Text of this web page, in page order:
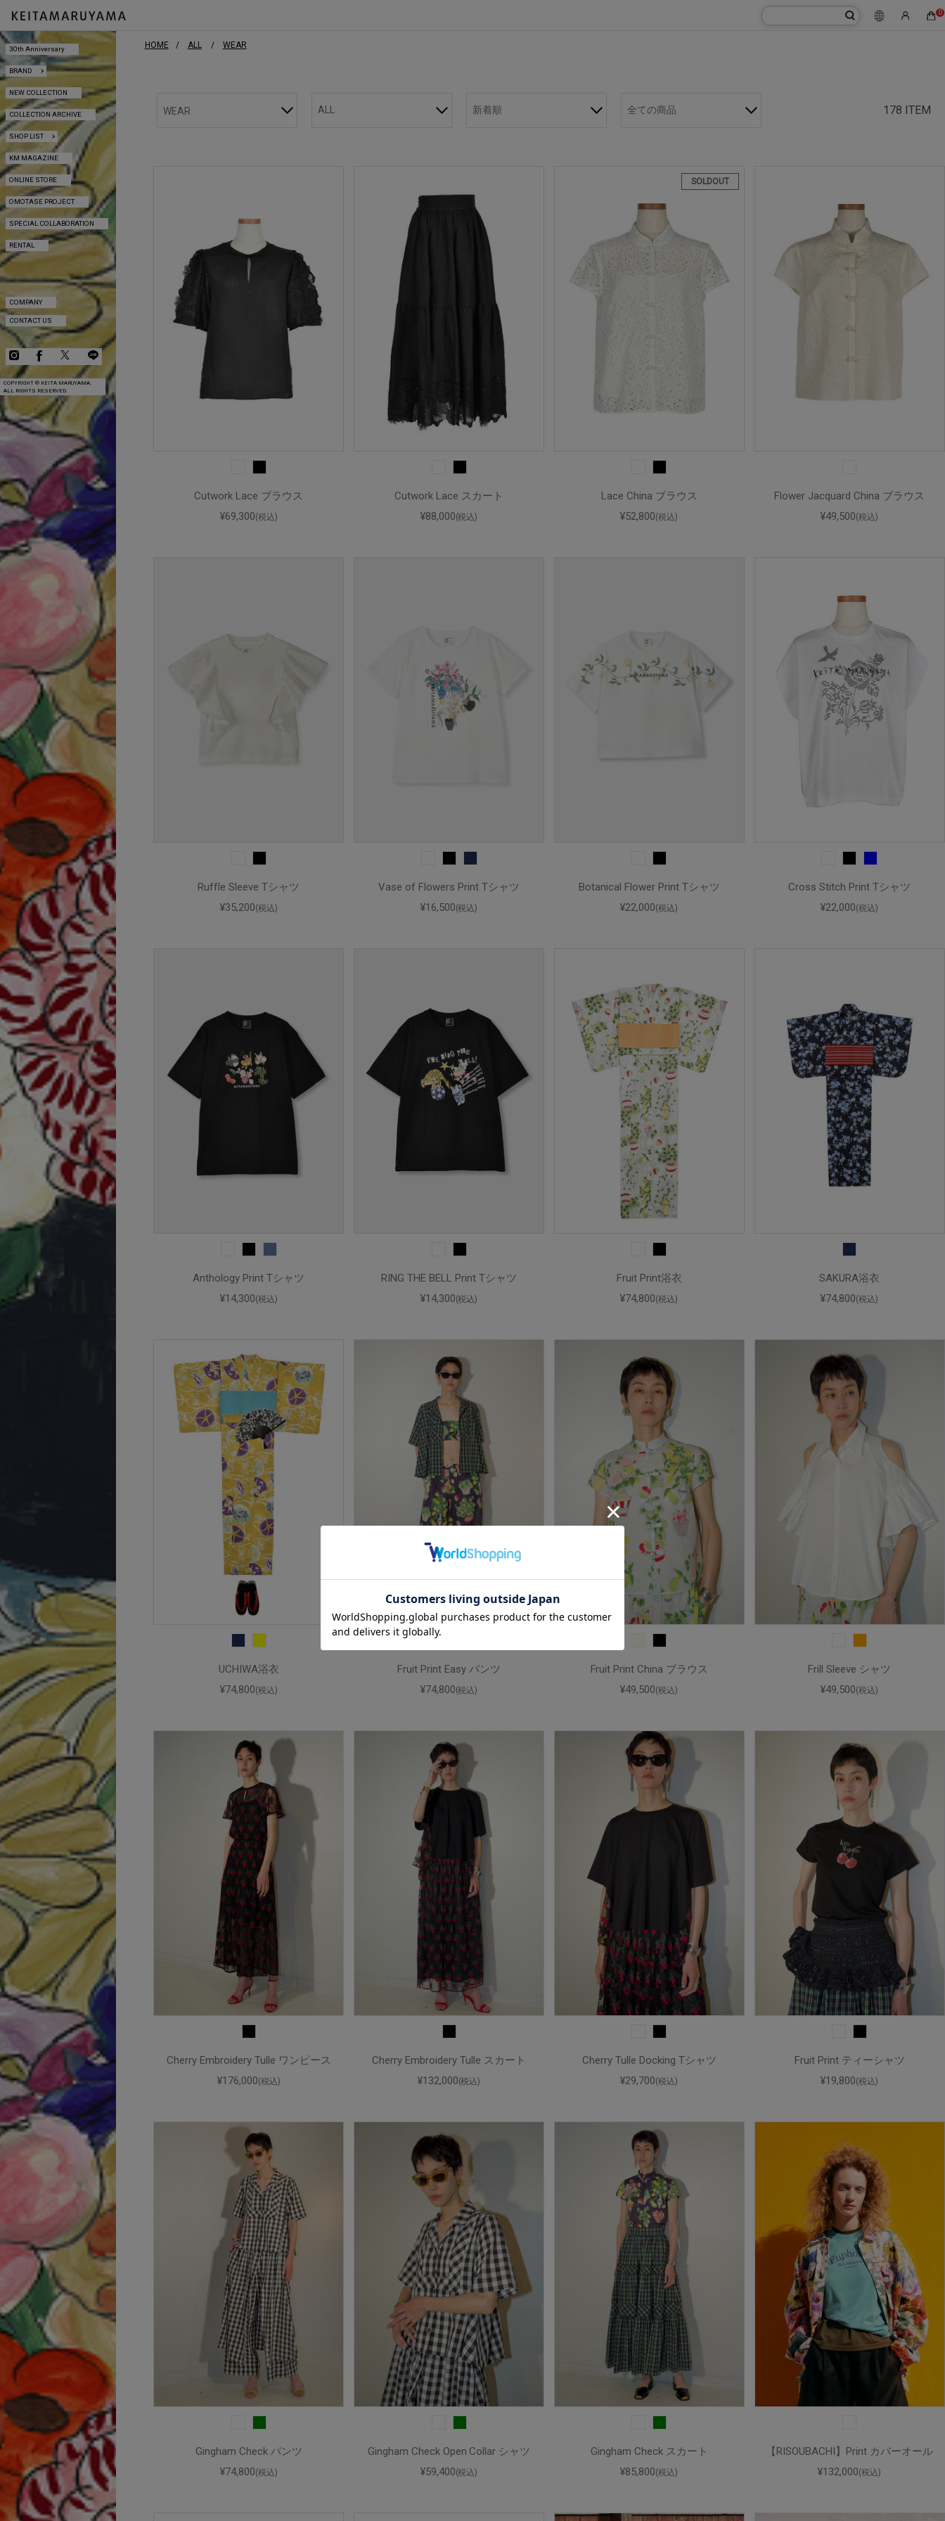
0
30th Anniversary
BRAND
NEW COLLECTION
COLLECTION ARCHIVE
SHOP LIST
KM MAGAZINE
ONLINE STORE
OMOTASE PROJECT
SPECIAL COLLABORATION
RENTAL
COMPANY
CONTACT US
30th Anniversary
BRAND
NEW COLLECTION
COLLECTION ARCHIVE
SHOP LIST
KM MAGAZINE
ONLINE STORE
OMOTASE PROJECT
SPECIAL COLLABORATION
RENTAL
COMPANY
CONTACT US
COPYRIGHT © KEITA MARUYAMA.
ALL RIGHTS RESERVED.
HOME ALL WEAR
WEAR ALL 新着順 全ての商品 178 ITEM
Cutwork Lace ブラウス
¥69,300(税込)
Cutwork Lace スカート
¥88,000(税込)
SOLDOUT
Lace China ブラウス
¥52,800(税込)
Flower Jacquard China ブラウス
¥49,500(税込)
Ruffle Sleeve Tシャツ
¥35,200(税込)
Vase of Flowers Print Tシャツ
¥16,500(税込)
Botanical Flower Print Tシャツ
¥22,000(税込)
Cross Stitch Print Tシャツ
¥22,000(税込)
Anthology Print Tシャツ
¥14,300(税込)
RING THE BELL Print Tシャツ
¥14,300(税込)
Fruit Print浴衣
¥74,800(税込)
SAKURA浴衣
¥74,800(税込)
UCHIWA浴衣
¥74,800(税込)
Fruit Print Easy パンツ
¥74,800(税込)
Fruit Print China ブラウス
¥49,500(税込)
Frill Sleeve シャツ
¥49,500(税込)
Cherry Embroidery Tulle ワンピース
¥176,000(税込)
Cherry Embroidery Tulle スカート
¥132,000(税込)
Cherry Tulle Docking Tシャツ
¥29,700(税込)
Fruit Print ティーシャツ
¥19,800(税込)
Gingham Check パンツ
¥74,800(税込)
Gingham Check Open Collar シャツ
¥59,400(税込)
Gingham Check スカート
¥85,800(税込)
【RISOUBACHI】Print カバーオール
¥132,000(税込)